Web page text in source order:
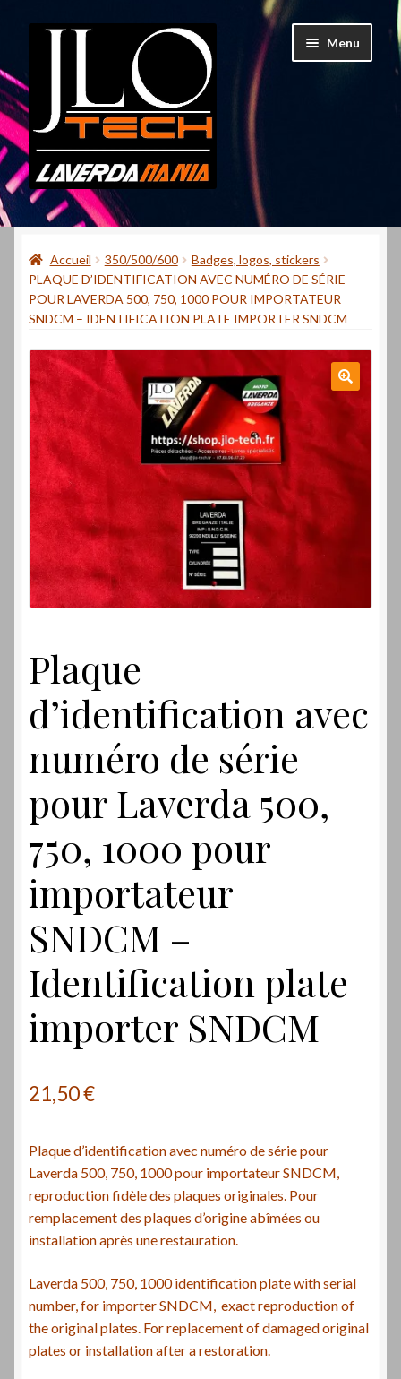
Aller
navigation
Aller
Menu
Accueil
Mon compte
Contact
Qui suis-je ?
Laverdamania
Accueil 350/500/600
Badges, logos, stickers
PLAQUE D’IDENTIFICATION AVEC NUMÉRO DE SÉRIE
POUR LAVERDA 500, 750, 1000 POUR IMPORTATEUR
SNDCM – IDENTIFICATION PLATE IMPORTER SNDCM
Plaque
d’identification avec
numéro de série
pour Laverda 500,
750, 1000 pour
importateur
SNDCM –
Identification plate
importer SNDCM
21,50€
Plaque d’identification avec numéro de série pour
Laverda 500, 750, 1000 pour importateur SNDCM,
reproduction fidèle des plaques originales. Pour
remplacement des plaques d’origine abîmées ou
installation après une restauration.
Laverda 500, 750, 1000 identification plate with serial
number, for importer SNDCM, exact reproduction of
the original plates. For replacement of damaged original
plates or installation after a restoration.